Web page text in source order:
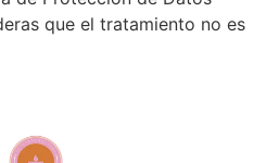
que el tratamiento no es